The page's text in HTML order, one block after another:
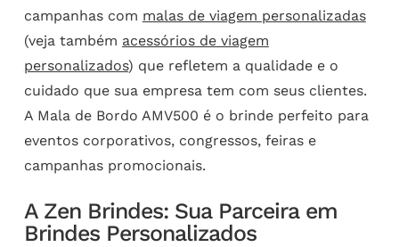
campanhas com malas de viagem personalizadas
(veja também acessórios de viagem
personalizados) que refletem a qualidade e o
cuidado que sua empresa tem com seus clientes.
A Mala de Bordo AMV500 é o brinde perfeito para
eventos corporativos, congressos, feiras e
campanhas promocionais.
A Zen Brindes: Sua Parceira em
Brindes Personalizados